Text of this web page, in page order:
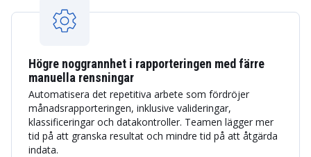
Högre noggrannhet i rapporteringen med färre
manuella rensningar
Automatisera det repetitiva arbete som fördröjer
månadsrapporteringen, inklusive valideringar,
klassificeringar och datakontroller. Teamen lägger mer
tid på att granska resultat och mindre tid på att åtgärda
indata.